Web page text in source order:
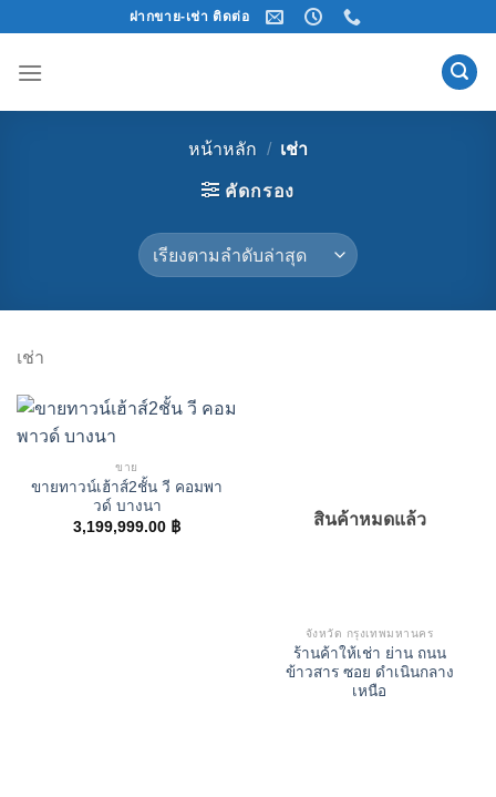
content
ฝากขาย-เช่า ติดต่อ
หน้าหลัก / เช่า
คัดกรอง
เช่า
ขาย
ขายทาวน์เฮ้าส์2ชั้น วี คอมพา
วด์ บางนา
3,199,999.00 ฿ สินค้าหมดแล้ว
จังหวัด กรุงเทพมหานคร
ร้านค้าให้เช่า ย่าน ถนน
ข้าวสาร ซอย ดำเนินกลาง
เหนือ